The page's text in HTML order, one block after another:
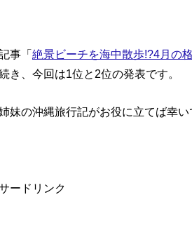
事「絶景ビーチを海中散歩!?4月の
き、今回は1位と2位の発表です。
妹の沖縄旅行記がお役に立てば幸い
ードリンク